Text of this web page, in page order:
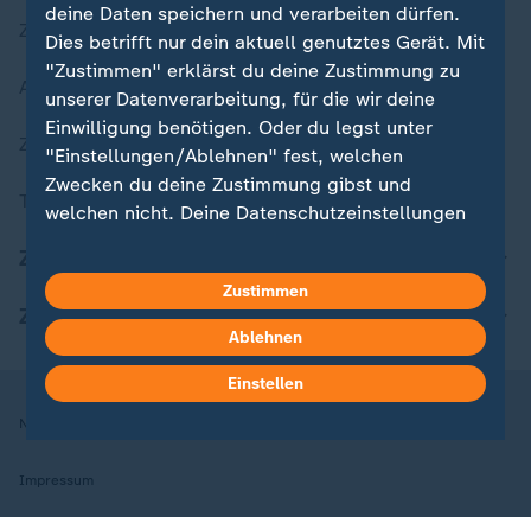
Zuletzt veröffentlicht
Aktuelle Sendungs-Videos
ZDFheute Stories
Themen im Überblick
ZDFheute Apps
Nutzungsbedingungen
Impressum
deine Daten speichern und verarbeiten dürfen.
Dies betrifft nur dein aktuell genutztes Gerät. Mit
"Zustimmen" erklärst du deine Zustimmung zu
unserer Datenverarbeitung, für die wir deine
Einwilligung benötigen. Oder du legst unter
"Einstellungen/Ablehnen" fest, welchen
Zwecken du deine Zustimmung gibst und
welchen nicht. Deine Datenschutzeinstellungen
in deinen Einstellungen widerrufen oder ändern.
Hier findest du das Impressum.
Weitere Informationen findest du in unserer
Datenschutzerklärung.
Zustimmen
Ablehnen
Einstellen